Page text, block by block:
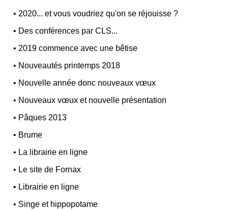
• 2020... et vous voudriez qu'on se réjouisse ?
• Des conférences par CLS...
• 2019 commence avec une bêtise
• Nouveautés printemps 2018
• Nouvelle année donc nouveaux vœux
• Nouveaux vœux et nouvelle présentation
• Pâques 2013
• Brume
• La librairie en ligne
• Le site de Fornax
• Librairie en ligne
• Singe et hippopotame